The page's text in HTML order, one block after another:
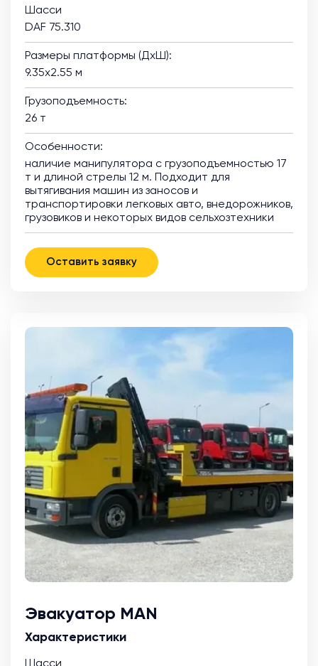
Шасси
DAF 75.310
Размеры платформы (ДхШ):
9.35х2.55 м
Грузоподъемность:
26 т
Особенности:
наличие манипулятора с грузоподъемностью 17
т и длиной стрелы 12 м. Подходит для
вытягивания машин из заносов и
транспортировки легковых авто, внедорожников,
грузовиков и некоторых видов сельхозтехники
Оставить заявку
Эвакуатор MAN
Характеристики
Шасси